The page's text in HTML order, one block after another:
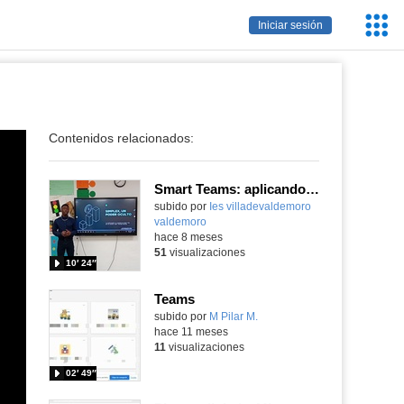
Iniciar sesión
Contenidos relacionados:
Smart Teams: aplicando el método Simplex para potenciar el taleno estudiantil
Contenido educativo.
subido por Ies villadevaldemoro
valdemoro
10′ 24″
-
hace 8 meses
51 visualizaciones
Teams
Contenido educativo.
subido por M Pilar M.
02′ 49″
hace 11 meses
11 visualizaciones